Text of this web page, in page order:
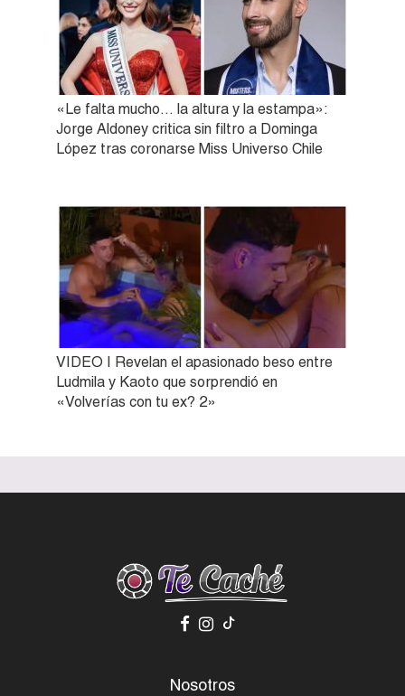
«Le falta mucho… la altura y la estampa»:
Jorge Aldoney critica sin filtro a Dominga
López tras coronarse Miss Universo Chile
VIDEO | Revelan el apasionado beso entre
Ludmila y Kaoto que sorprendió en
«Volverías con tu ex? 2»
Nosotros